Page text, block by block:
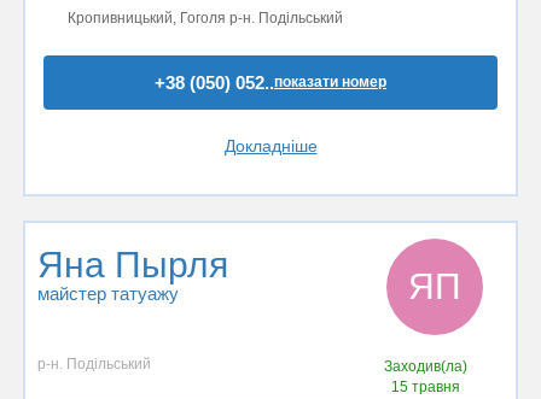
Кропивницький, Гоголя р-н. Подільський
+38 (050) 052..показати номер
Докладніше
Яна Пырля
майстер татуажу ЯП
р-н. Подільський
Заходив(ла)
15 травня